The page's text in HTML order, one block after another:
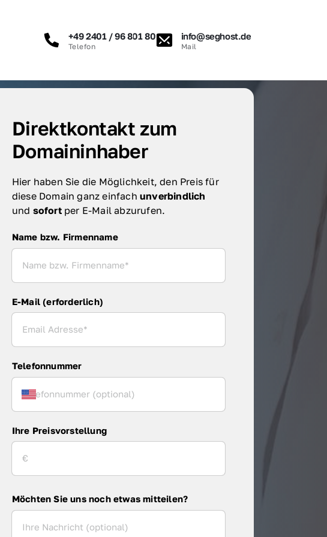
+49 2401 / 96 801 80
Telefon
info@seghost.de
Mail
Direktkontakt zum
Domaininhaber
Hier haben Sie die Möglichkeit, den Preis für
diese Domain ganz einfach
und sofort per E-Mail abzurufen.
Name bzw. Firmenname
Name bzw. Firmenname
E-Mail (erforderlich)
Telefonnummer
Ihre Preisvorstellung
Möchten Sie uns noch etwas mitteilen?